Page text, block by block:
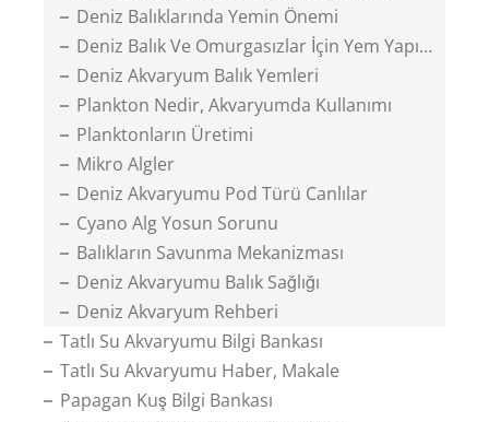
Deniz Balıklarında Yemin Önemi
Deniz Balık Ve Omurgasızlar İçin Yem Yapımı
Deniz Akvaryum Balık Yemleri
Plankton Nedir, Akvaryumda Kullanımı
Planktonların Üretimi
Mikro Algler
Deniz Akvaryumu Pod Türü Canlılar
Cyano Alg Yosun Sorunu
Balıkların Savunma Mekanizması
Deniz Akvaryumu Balık Sağlığı
Deniz Akvaryum Rehberi
Tatlı Su Akvaryumu Bilgi Bankası
Tatlı Su Akvaryumu Haber, Makale
Papagan Kuş Bilgi Bankası